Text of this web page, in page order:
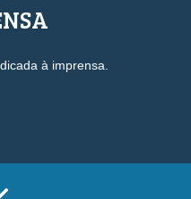
à imprensa.